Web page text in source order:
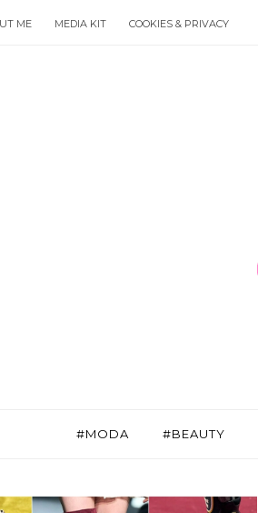
ME MEDIA KIT COOKIES & PRIVACY
#MODA #BEAUTY